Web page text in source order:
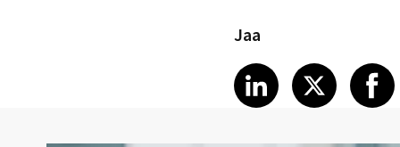
Jaa
Share article
LinkedIn
Share
X